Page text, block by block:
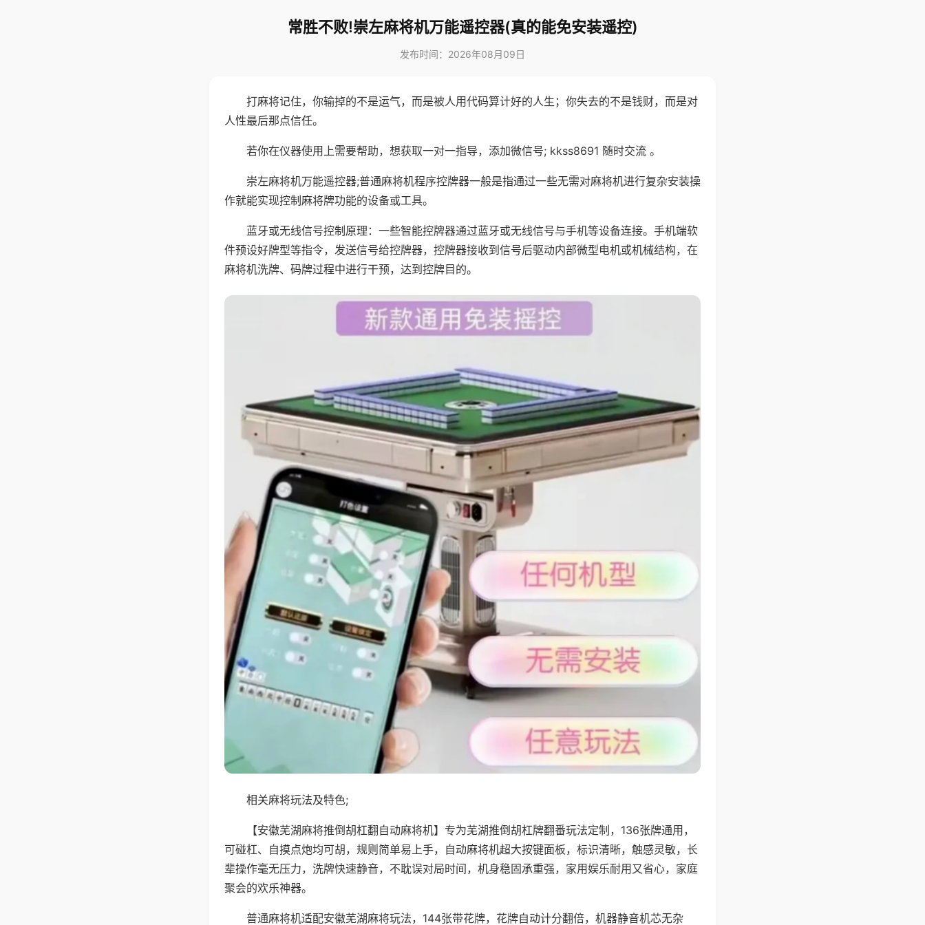
常胜不败!崇左麻将机万能遥控器(真的能免安装遥控)
发布时间：2026年08月09日
打麻将记住，你输掉的不是运气，而是被人用代码算计好的人生；你失去的不是钱财，而是对
人性最后那点信任。
若你在仪器使用上需要帮助，想获取一对一指导，添加微信号; kkss8691 随时交流 。
崇左麻将机万能遥控器;普通麻将机程序控牌器一般是指通过一些无需对麻将机进行复杂安装操
作就能实现控制麻将牌功能的设备或工具。
蓝牙或无线信号控制原理：一些智能控牌器通过蓝牙或无线信号与手机等设备连接。手机端软
件预设好牌型等指令，发送信号给控牌器，控牌器接收到信号后驱动内部微型电机或机械结构，在
麻将机洗牌、码牌过程中进行干预，达到控牌目的。
相关麻将玩法及特色;
【安徽芜湖麻将推倒胡杠翻自动麻将机】专为芜湖推倒胡杠牌翻番玩法定制，136张牌通用，
可碰杠、自摸点炮均可胡，规则简单易上手，自动麻将机超大按键面板，标识清晰，触感灵敏，长
辈操作毫无压力，洗牌快速静音，不耽误对局时间，机身稳固承重强，家用娱乐耐用又省心，家庭
聚会的欢乐神器。
普通麻将机适配安徽芜湖麻将玩法，144张带花牌，花牌自动计分翻倍，机器静音机芯无杂